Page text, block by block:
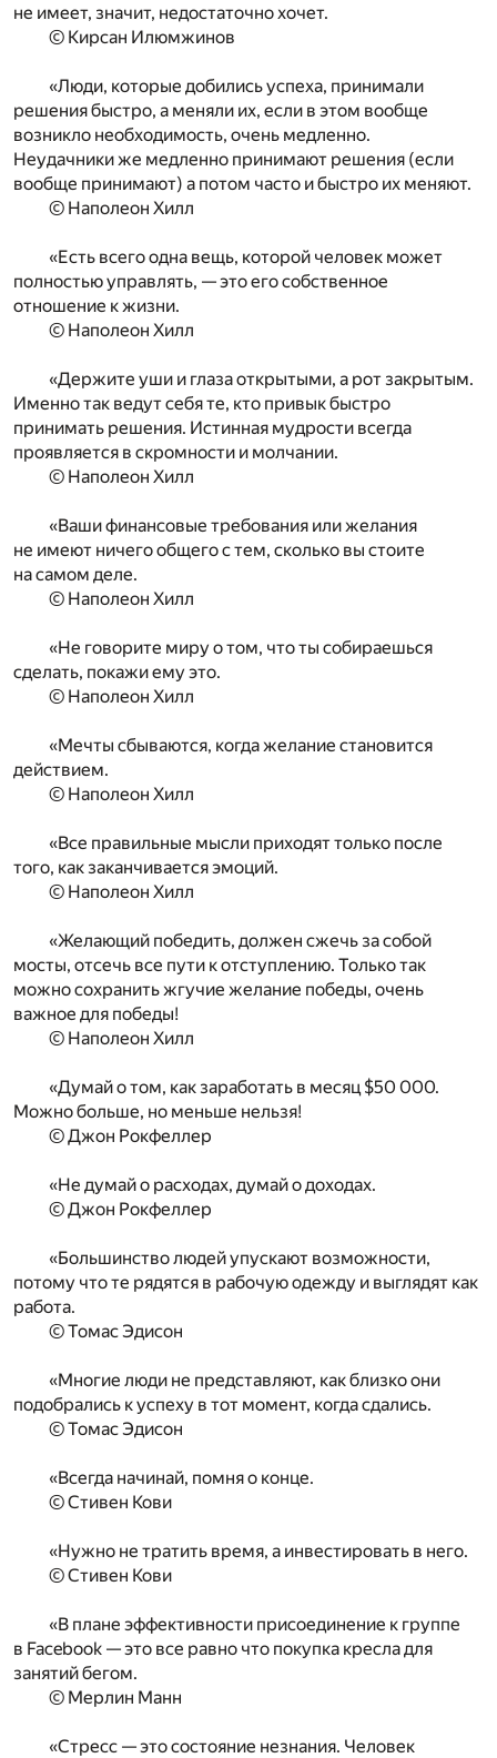
не имеет, значит, недостаточно хочет.
© Кирсан Илюмжинов
«Люди, которые добились успеха, принимали
решения быстро, а меняли их, если в этом вообще
возникло необходимость, очень медленно.
Неудачники же медленно принимают решения (если
вообще принимают) а потом часто и быстро их меняют.
© Наполеон Хилл
«Есть всего одна вещь, которой человек может
полностью управлять, — это его собственное
отношение к жизни.
© Наполеон Хилл
«Держите уши и глаза открытыми, а рот закрытым.
Именно так ведут себя те, кто привык быстро
принимать решения. Истинная мудрости всегда
проявляется в скромности и молчании.
© Наполеон Хилл
«Ваши финансовые требования или желания
не имеют ничего общего с тем, сколько вы стоите
на самом деле.
© Наполеон Хилл
«Не говорите миру о том, что ты собираешься
сделать, покажи ему это.
© Наполеон Хилл
«Мечты сбываются, когда желание становится
действием.
© Наполеон Хилл
«Все правильные мысли приходят только после
того, как заканчивается эмоций.
© Наполеон Хилл
«Желающий победить, должен сжечь за собой
мосты, отсечь все пути к отступлению. Только так
можно сохранить жгучие желание победы, очень
важное для победы!
© Наполеон Хилл
«Думай о том, как заработать в месяц $50 000.
Можно больше, но меньше нельзя!
© Джон Рокфеллер
«Не думай о расходах, думай о доходах.
© Джон Рокфеллер
«Большинство людей упускают возможности,
потому что те рядятся в рабочую одежду и выглядят как
работа.
© Томас Эдисон
«Многие люди не представляют, как близко они
подобрались к успеху в тот момент, когда сдались.
© Томас Эдисон
«Всегда начинай, помня о конце.
© Стивен Кови
«Нужно не тратить время, а инвестировать в него.
© Стивен Кови
«В плане эффективности присоединение к группе
в Facebook — это все равно что покупка кресла для
занятий бегом.
© Мерлин Манн
«Стресс — это состояние незнания. Человек